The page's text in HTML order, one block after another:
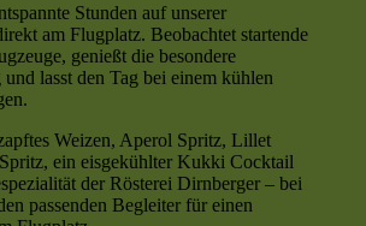
Stunden auf unserer
am Flugplatz. Beobachtet startende
genießt die besondere
lasst den Tag bei einem kühlen
Weizen, Aperol Spritz, Lillet
ein eisgekühlter Kukki Cocktail
der Rösterei Dirnberger – bei
passenden Begleiter für einen